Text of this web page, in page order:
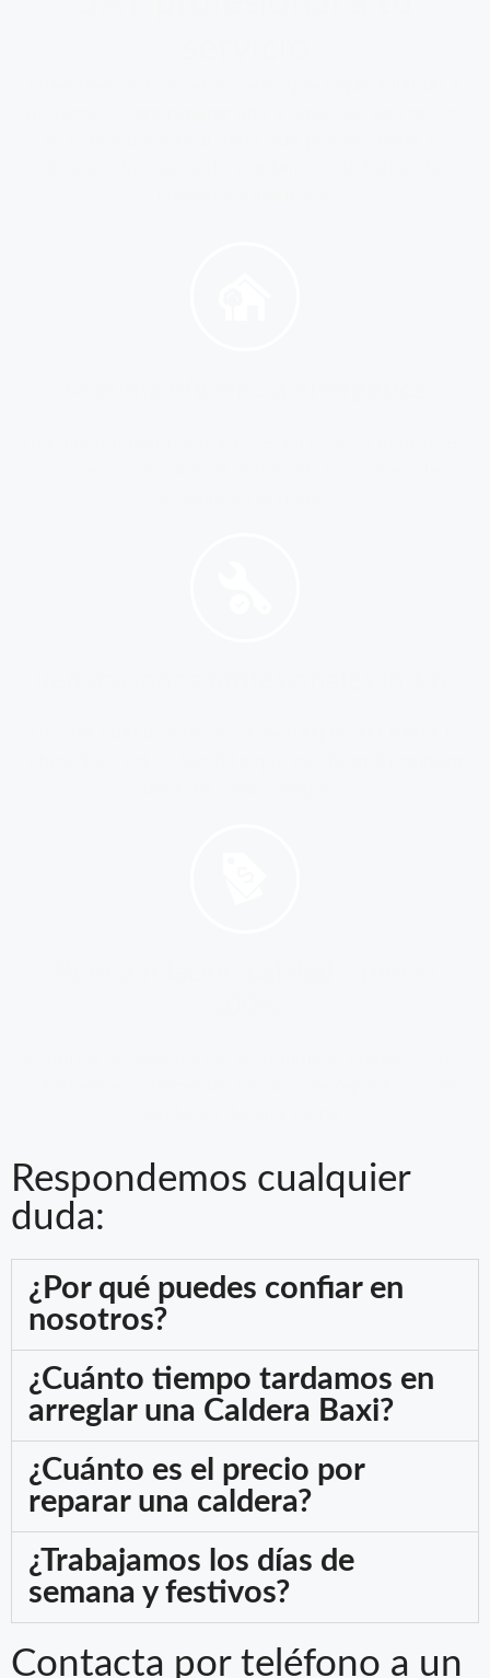
Respondemos cualquier
duda:
¿Por qué puedes confiar en
nosotros?
¿Cuánto tiempo tardamos en
arreglar una Caldera Baxi?
¿Cuánto es el precio por
reparar una caldera?
¿Trabajamos los días de
semana y festivos?
Contacta por teléfono a un